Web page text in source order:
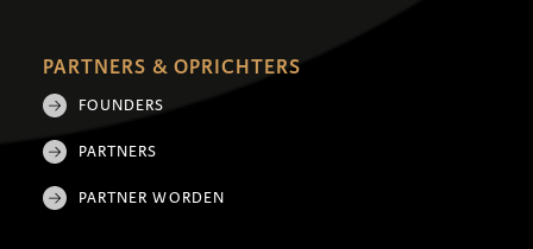
PARTNERS & OPRICHTERS
FOUNDERS
PARTNERS
PARTNER WORDEN